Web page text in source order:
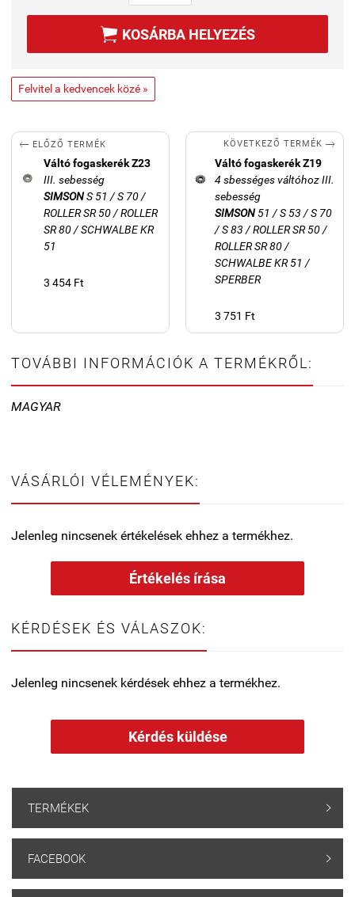
 KOSÁRBA HELYEZÉS
Felvitel a kedvencek közé »
 ELŐZŐ TERMÉK
Váltó fogaskerék Z23
III. sebesség
SIMSONS 51 / S 70 /
ROLLER SR 50 / ROLLER
SR 80 / SCHWALBE KR
51
3 454 Ft
KÖVETKEZŐ TERMÉK 
Váltó fogaskerék Z19
4 sbességes váltóhoz III.
sebesség
SIMSON51 / S 53 / S 70
/ S 83 / ROLLER SR 50 /
ROLLER SR 80 /
SCHWALBE KR 51 /
SPERBER
3 751 Ft
TOVÁBBI INFORMÁCIÓK A TERMÉKRŐL:
MAGYAR
VÁSÁRLÓI VÉLEMÉNYEK:
Jelenleg nincsenek értékelések ehhez a termékhez.
Értékelés írása
KÉRDÉSEK ÉS VÁLASZOK:
Jelenleg nincsenek kérdések ehhez a termékhez.
Kérdés küldése
TERMÉKEK 
FACEBOOK 